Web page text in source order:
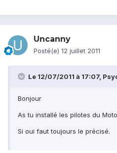
Uncanny
Posté(e) 12 juillet 2011
Le 12/07/2011 à 17:07,
Bonjour
As tu installé les pilotes du
Si oui faut toujours le précisé.